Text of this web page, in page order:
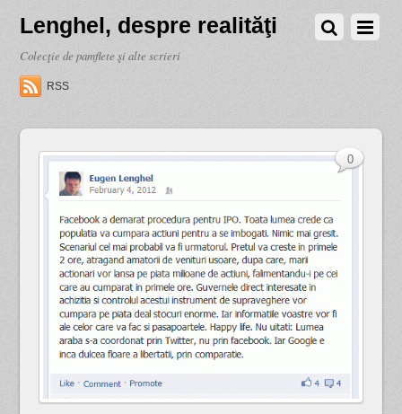
Lenghel, despre realităţi
Colecţie de pamflete şi alte scrieri
RSS
0